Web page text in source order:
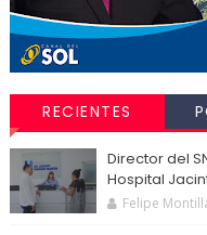
RECIENTES
Director del
Hospital
Felipe